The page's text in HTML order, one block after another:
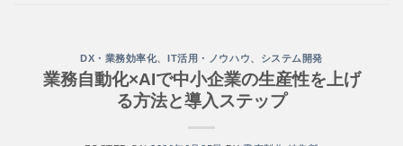
DX・業務効率化、IT活用・ノウハウ、 システム開発
業務自動化×AIで中小企業の生産性を上げ
る方法と導入ステップ